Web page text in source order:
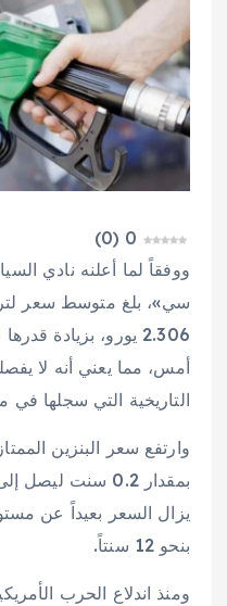
0
(
0
)
ووفقاً لما أعلنه نادي
سي»، بلغ متوسط سعر لتر
التاريخية التي سجلها في
بنحو 12 سنتاً.
ومنذ اندلاع الحرب